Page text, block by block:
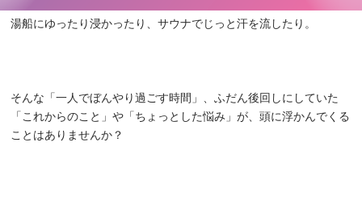
湯船にゆったり浸かったり、サウナでじっと汗を流したり。
そんな「一人でぼんやり過ごす時間」、ふだん後回しにしていた
「これからのこと」や「ちょっとした悩み」が、頭に浮かんでくる
ことはありませんか？